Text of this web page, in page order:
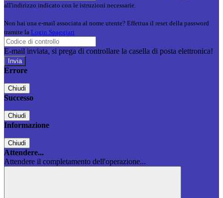
all'indirizzo indicato con le istruzioni necessarie.
Non hai una e-mail associata al nome utente? Effettua il reset della password
tramite la Login Spaggiari
E-mail inviata, si prega di controllare la casella di posta elettronica!
Errore
Chiudi
Successo
Chiudi
Informazione
Chiudi
Attendere...
Attendere il completamento dell'operazione...